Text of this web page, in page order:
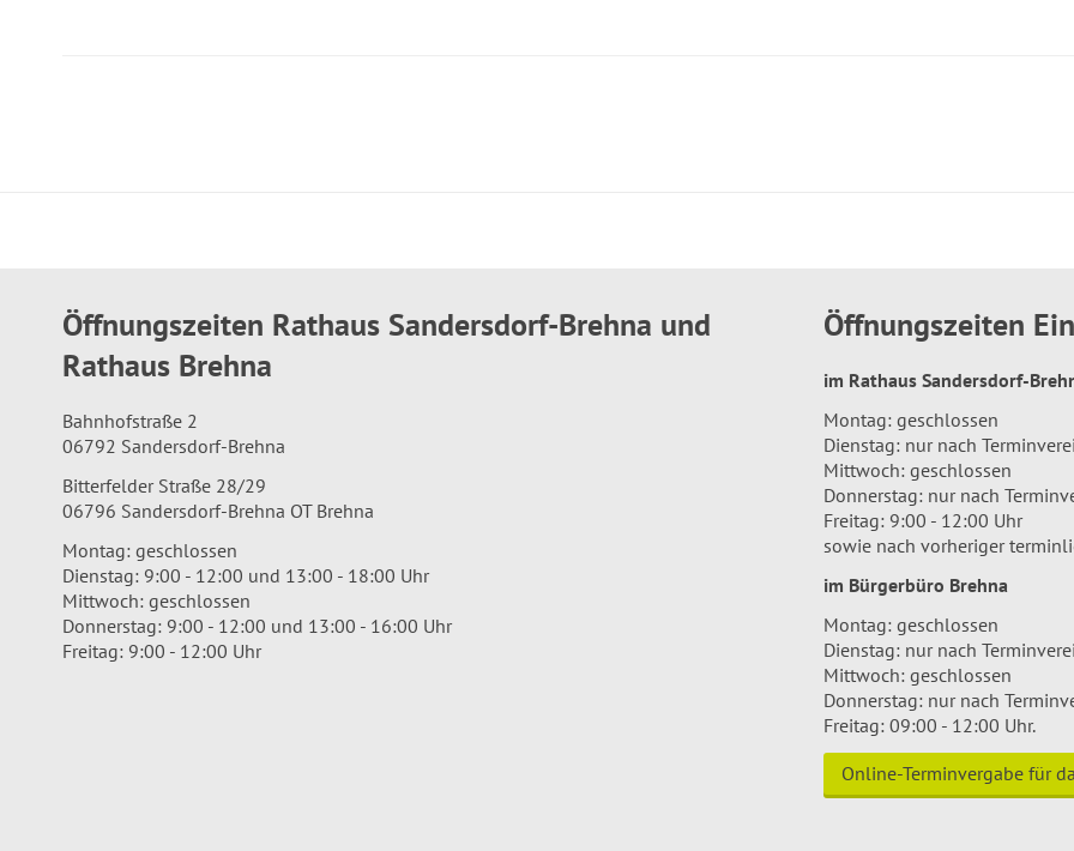
Öffnungszeiten Rathaus Sandersdorf-Brehna und
Rathaus Brehna
Bahnhofstraße 2
06792 Sandersdorf-Brehna
Bitterfelder Straße 28/29
06796 Sandersdorf-Brehna OT Brehna
Montag: geschlossen
Dienstag: 9:00 - 12:00 und 13:00 - 18:00 Uhr
Mittwoch: geschlossen
Donnerstag: 9:00 - 12:00 und 13:00 - 16:00 Uhr
Freitag: 9:00 - 12:00 Uhr
Öffnungszeiten
im Rathaus Sandersdorf-
Montag: geschlossen
Dienstag: nur nach
Mittwoch: geschlossen
Donnerstag: nur nach
Freitag: 9:00 - 12:00 Uhr
sowie nach vorheriger
im Bürgerbüro Brehna
Montag: geschlossen
Dienstag: nur nach
Mittwoch: geschlossen
Donnerstag: nur nach
Freitag: 09:00 - 12:00 Uhr.
Online-Terminvergabe für